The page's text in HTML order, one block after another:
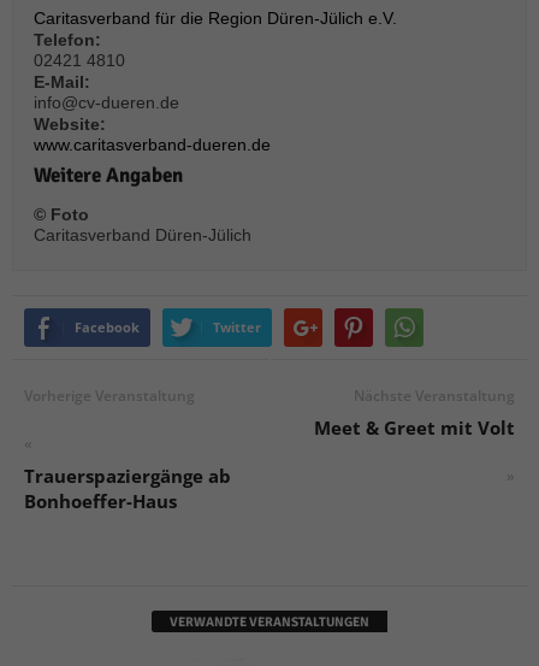
Caritasverband für die Region Düren-Jülich e.V.
Telefon:
02421 4810
E-Mail:
info@cv-dueren.de
Website:
www.caritasverband-dueren.de
Weitere Angaben
© Foto
Caritasverband Düren-Jülich
Facebook Twitter
Vorherige Veranstaltung
«
Trauerspaziergänge ab
Bonhoeffer-Haus
Nächste Veranstaltung
Meet & Greet mit Volt
»
VERWANDTE VERANSTALTUNGEN
powered by Borlabs Cookie